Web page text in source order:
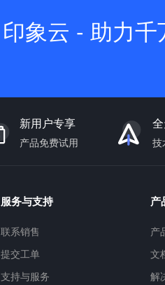
印象云 - 助力
新用户专享
产品免费试用 技
服务与支持
联系销售
提交工单
支持与服务
产
产
文
解